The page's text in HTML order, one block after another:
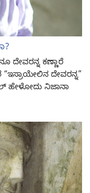
ದೇವರನ್ನ ಕಣ್ಣಾರೆ
ದೇವರನ್ನ”
ಹೇಳೋದು ನಿಜಾನಾ